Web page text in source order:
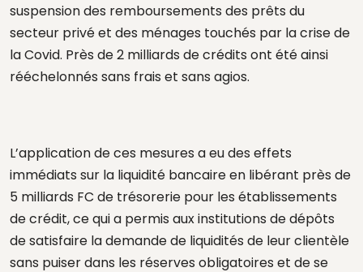
suspension des remboursements des prêts du
secteur privé et des ménages touchés par la crise de
la Covid. Près de 2 milliards de crédits ont été ainsi
rééchelonnés sans frais et sans agios.
L’application de ces mesures a eu des effets
immédiats sur la liquidité bancaire en libérant près de
5 milliards FC de trésorerie pour les établissements
de crédit, ce qui a permis aux institutions de dépôts
de satisfaire la demande de liquidités de leur clientèle
sans puiser dans les réserves obligatoires et de se